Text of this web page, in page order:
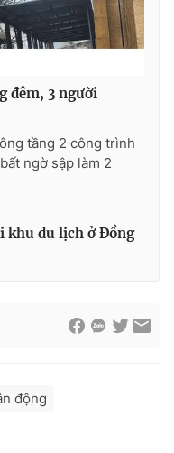
Nam
đêm, 3 người
tầng 2 công trình
ngờ sập làm 2
khu du lịch ở Đồng
động